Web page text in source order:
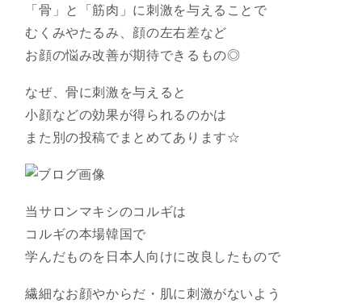
「骨」と「筋肉」に刺激を与えることで
むくみやたるみ、顔の左右差など
お顔の悩み改善が期待できるもの◎
なぜ、骨に刺激を与えると
小顔などの効果が得られるのかは
また別の投稿でまとめてあります☆
当サロンマキシのコルギは
コルギの本場韓国で
学んだものを日本人向けに改良したもので
繊細なお顔やからだ・肌に刺激がないよう